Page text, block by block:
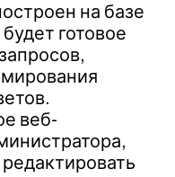
на базе
готовое
веб-